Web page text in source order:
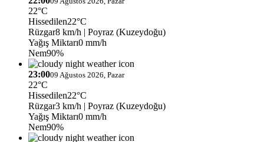
22°C
Hissedilen22°C
Rüzgar8 km/h | Poyraz (Kuzeydoğu)
Yağış Miktarı0 mm/h
Nem90%
23:0009 Ağustos 2026, Pazar
22°C
Hissedilen22°C
Rüzgar3 km/h | Poyraz (Kuzeydoğu)
Yağış Miktarı0 mm/h
Nem90%